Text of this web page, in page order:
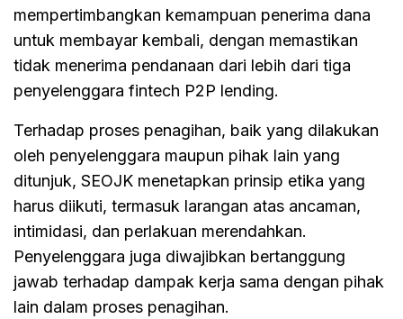
mempertimbangkan kemampuan penerima dana
untuk membayar kembali, dengan memastikan
tidak menerima pendanaan dari lebih dari tiga
penyelenggara fintech P2P lending.
Terhadap proses penagihan, baik yang dilakukan
oleh penyelenggara maupun pihak lain yang
ditunjuk, SEOJK menetapkan prinsip etika yang
harus diikuti, termasuk larangan atas ancaman,
intimidasi, dan perlakuan merendahkan.
Penyelenggara juga diwajibkan bertanggung
jawab terhadap dampak kerja sama dengan pihak
lain dalam proses penagihan.